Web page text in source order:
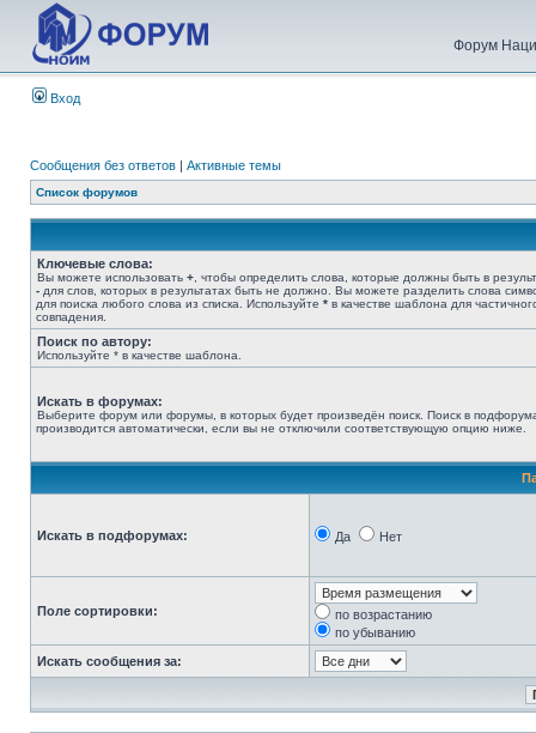
Форум
Вход
Сообщения без ответов | Активные темы
Список форумов
Ключевые слова:
Вы можете использовать + , чтобы определить слова, которые должны быть в
- для слов, которых в результатах быть не должно. Вы можете разделить слова
для поиска любого слова из списка. Используйте * в качестве шаблона для
совпадения.
Поиск по автору:
Используйте * в качестве шаблона.
Искать в форумах:
Выберите форум или форумы, в которых будет произведён поиск. Поиск в
производится автоматически, если вы не отключили соответствующую опцию ниже.
Искать в подфорумах: Да Нет
Поле сортировки:
по возрастанию
по убыванию
Искать сообщения за: